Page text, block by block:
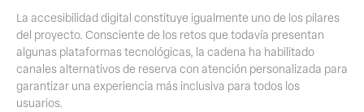
La accesibilidad digital constituye igualmente uno de los pilares
del proyecto. Consciente de los retos que todavía presentan
algunas plataformas tecnológicas, la cadena ha habilitado
canales alternativos de reserva con atención personalizada para
garantizar una experiencia más inclusiva para todos los
usuarios.